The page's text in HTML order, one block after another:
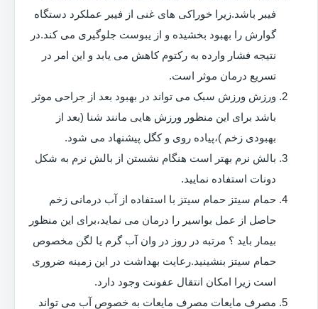
فیبر باشد.زیرا خوراکی های غنی از فیبر عملکرد دستگاه
گوارش را بهبود بخشیده و از یبوست جلوگیری می کند.در
نتیجه فشار وارده به رکتوم کاهش می یابد و این امر در
تسریع درمان موثر است.
ورزش ورزش سبک می تواند در بهبود بعد از جراحی موثر
باشد برای این منظور ورزش هایی مانند شنا (بعد از
بهبودی زخم )،پیاده روی و کگل پیشنهاد می شود.
بالش نرم بهتر است هنگام نشستن از بالش نرم به شکل
دونات استفاده نمایید.
حمام سیتز حمام سیتز با استفاده از آب درمانی زخم
حاصل از عمل بواسیر را درمان می نماید،برای این منظور
بیمار باید ؟ مرتبه در روز در وان آب گرم یا لگن مخصوص
حمام سیتز بنشینید.رعایت بهداشت در این زمینه ضروری
است زیرا امکان انتقال عفونت وجود دارد.
مصرف مایعات مصرف مایعات به خصوص آب می تواند